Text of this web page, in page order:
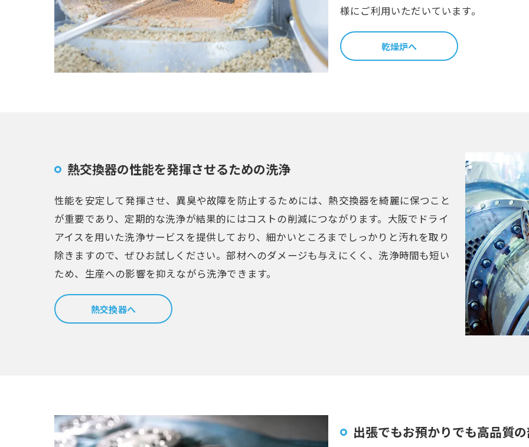
様にご利用いただいています。
乾燥炉へ
熱交換器の性能を発揮させるための洗浄
性能を安定して発揮させ、異臭や故障を防止するためには、熱交換器を綺麗に保つこと
が重要であり、定期的な洗浄が結果的にはコストの削減につながります。大阪でドライ
アイスを用いた洗浄サービスを提供しており、細かいところまでしっかりと汚れを取り
除きますので、ぜひお試しください。部材へのダメージも与えにくく、洗浄時間も短い
ため、生産への影響を抑えながら洗浄できます。
熱交換器へ
出張でもお預かりでも高品質